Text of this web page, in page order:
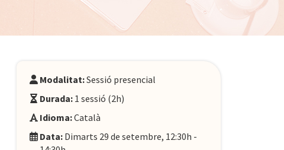
Modalitat:Sessió presencial
Durada: 1 sessió (2h)
Idioma:Català
Data: Dimarts 29 de setembre, 12:30h -